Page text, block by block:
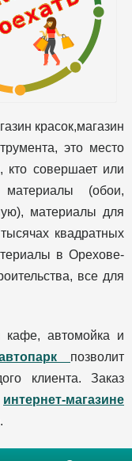
красок,магазин
это место
кто совершает или
материалы (обои,
материалы для
квадратных
в Орехове-
все для
кафе, автомойка и
позволит
клиента. Заказ
интернет-магазине
.